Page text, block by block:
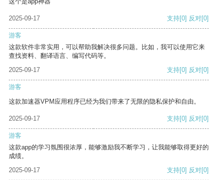
2025-09-17 支持[0] 反对[0]
游客
这款软件非常实用，可以帮助我解决很多问题。比如，我可以使用它来
查找资料、翻译语言、编写代码等。
2025-09-17
支持[0] 反对[0]
游客
这款加速器VPM应用程序已经为我们带来了无限的隐私保护和自由。
2025-09-17 支持[0] 反对[0]
游客
这款app的学习氛围很浓厚，能够激励我不断学习，让我能够取得更好的
成绩。
2025-09-17
支持[0] 反对[0]